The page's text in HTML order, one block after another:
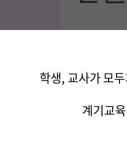
학생, 교사가 모
계기교